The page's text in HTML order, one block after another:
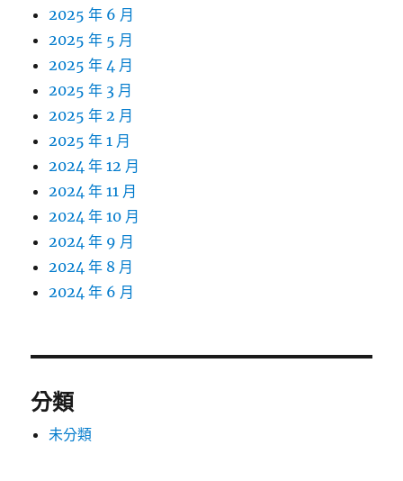
2025 年 6 月
2025 年 5 月
2025 年 4 月
2025 年 3 月
2025 年 2 月
2025 年 1 月
2024 年 12 月
2024 年 11 月
2024 年 10 月
2024 年 9 月
2024 年 8 月
2024 年 6 月
分類
未分類